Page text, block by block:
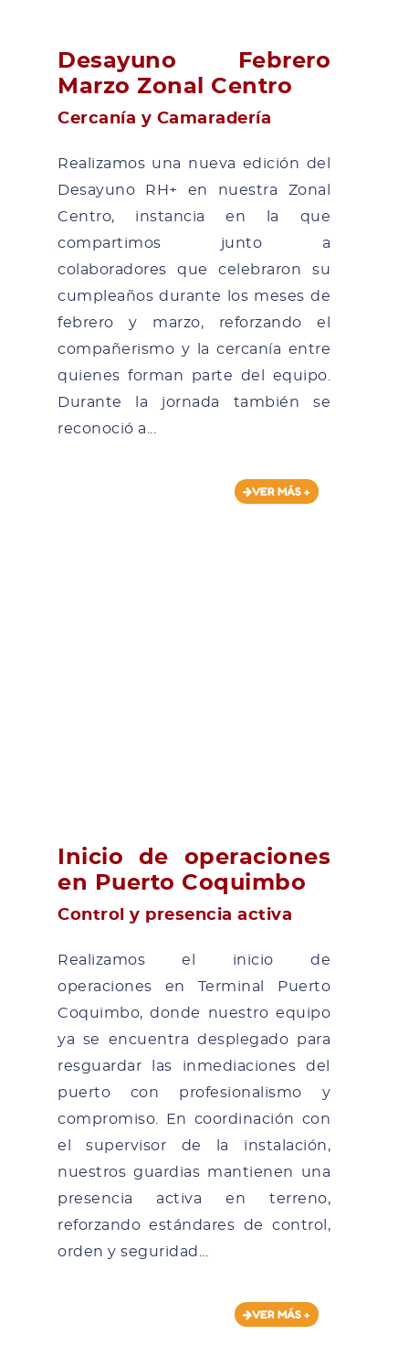
Desayuno Febrero
Marzo Zonal Centro
Cercanía y Camaradería
Realizamos una nueva edición del
Desayuno RH+ en nuestra Zonal
Centro, instancia en la que
compartimos junto a
colaboradores que celebraron su
cumpleaños durante los meses de
febrero y marzo, reforzando el
compañerismo y la cercanía entre
quienes forman parte del equipo.
Durante la jornada también se
reconoció a...
VER MÁS +
Inicio de operaciones
en Puerto Coquimbo
Control y presencia activa
Realizamos el inicio de
operaciones en Terminal Puerto
Coquimbo, donde nuestro equipo
ya se encuentra desplegado para
resguardar las inmediaciones del
puerto con profesionalismo y
compromiso. En coordinación con
el supervisor de la instalación,
nuestros guardias mantienen una
presencia activa en terreno,
reforzando estándares de control,
orden y seguridad...
VER MÁS +